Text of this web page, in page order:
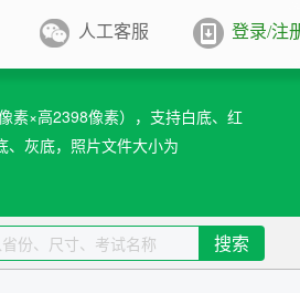
人工客服 登录/注
素×高2398像素），支持白底、红
、灰底，照片文件大小为
搜索